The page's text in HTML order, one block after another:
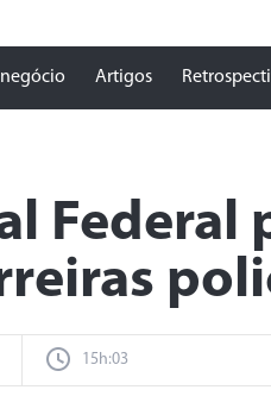
Artigos
Federal
15h:03